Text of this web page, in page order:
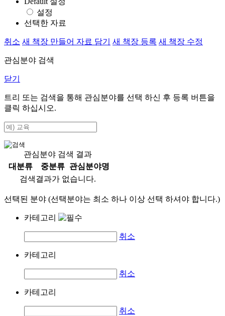
설정
선택한 자료
취소 새 책장 만들어 자료 담기 새 책장 등록 새 책장 수정
관심분야 검색
닫기
트리 또는 검색을 통해 관심분야를 선택 하신 후 등록 버튼을
클릭 하십시오.
관심분야 검색 결과
대분류
중분류
관심분야명
검색결과가 없습니다.
선택된 분야 (선택분야는 최소 하나 이상 선택 하셔야 합니다.)
카테고리
취소
카테고리
취소
카테고리
취소